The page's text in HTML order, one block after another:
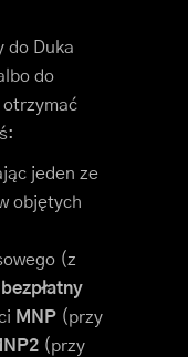
do Duka
do
otrzymać
jeden ze
objętych
(z
bezpłatny
MNP (przy
(przy